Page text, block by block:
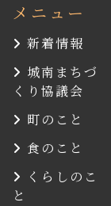
メニュー
新着情報
城南まちづ
くり協議会
町のこと
食のこと
くらしのこ
と